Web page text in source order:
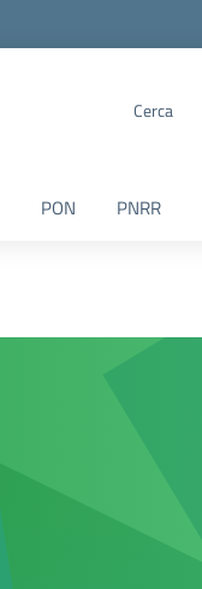
Cerca
PON PNRR